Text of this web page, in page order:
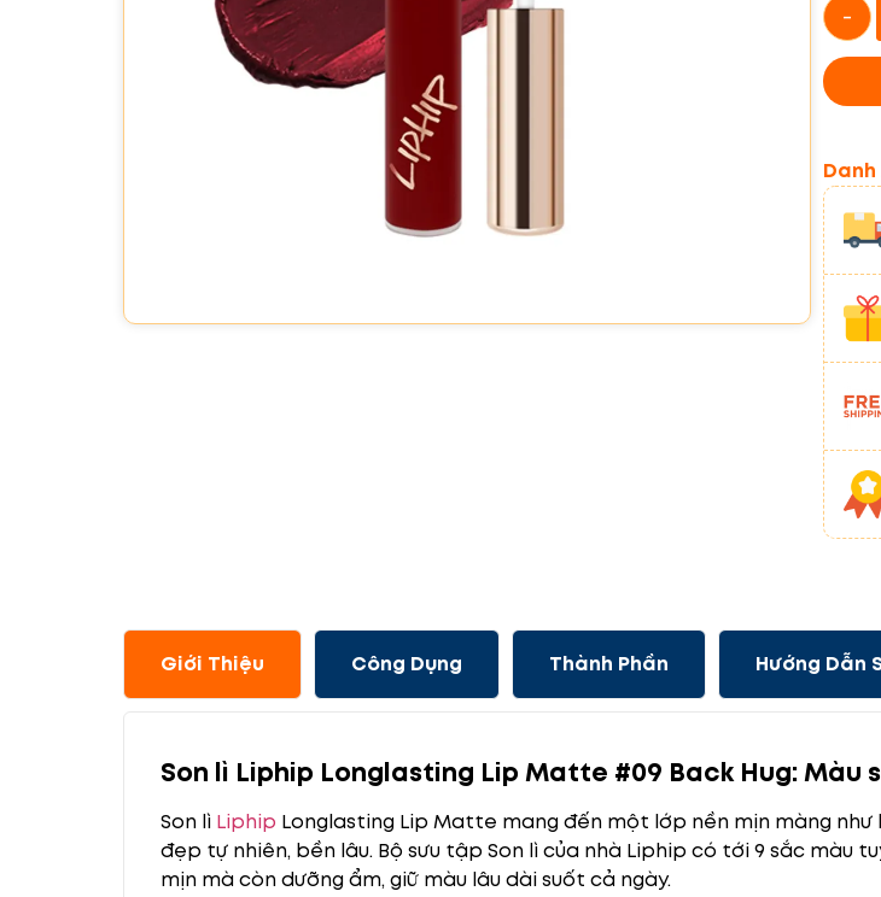
-
Giới Thiệu Công Dụng Thành Phần Hướng Dẫn
Son lì Liphip Longlasting Lip Matte #09 Back Hug: Màu
Son lì Liphip Longlasting Lip Matte mang đến một lớp nền mịn màng
đẹp tự nhiên, bền lâu. Bộ sưu tập Son lì của nhà Liphip có tới 9 sắc màu
mịn mà còn dưỡng ẩm, giữ màu lâu dài suốt cả ngày.